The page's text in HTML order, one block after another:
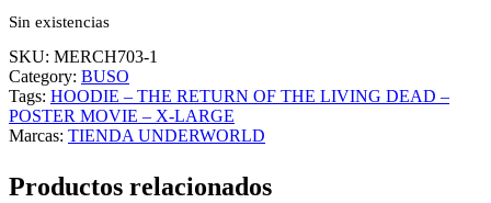
Sin existencias
SKU: MERCH703-1
Category: BUSO
Tags: HOODIE – THE RETURN OF THE LIVING DEAD –
POSTER MOVIE – X-LARGE
Marcas: TIENDA UNDERWORLD
Productos relacionados